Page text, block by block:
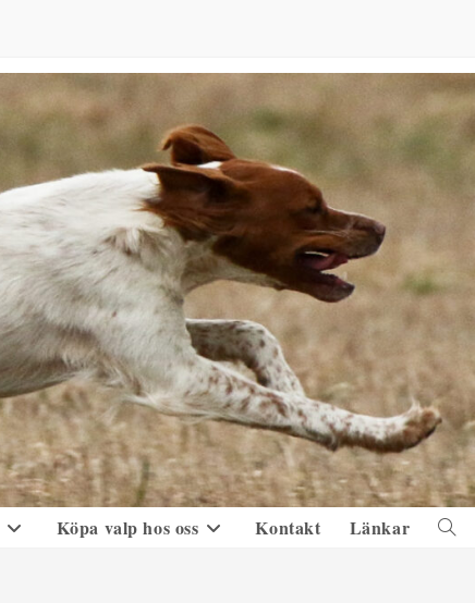
Köpa valp hos oss Kontakt Länkar
Slå